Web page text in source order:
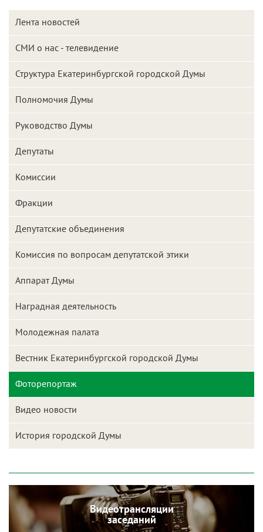
Лента новостей
СМИ о нас - телевидение
Структура Екатеринбургской городской Думы
Полномочия Думы
Руководство Думы
Депутаты
Комиссии
Фракции
Депутатские объединения
Комиссия по вопросам депутатской этики
Аппарат Думы
Наградная деятельность
Молодежная палата
Вестник Екатеринбургской городской Думы
Фоторепортаж
Видео новости
История городской Думы
Видеотрансляции
заседаний